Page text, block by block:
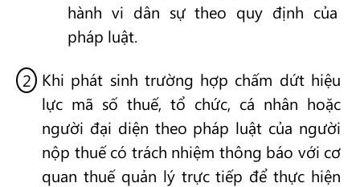
hành vi dân sự theo quy định của
pháp luật.
Khi phát sinh trường hợp chấm dứt hiệu
lực mã số thuế, tổ chức, cá nhân hoặc
người đại diện theo pháp luật của người
nộp thuế có trách nhiệm thông báo với cơ
quan thuế quản lý trực tiếp để thực hiện